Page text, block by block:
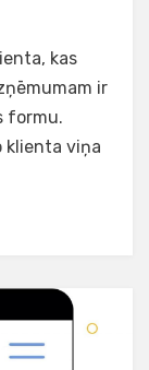
kas
ir
formu.
klienta viņa